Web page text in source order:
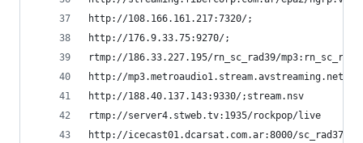
http://108.166.161.217:7320/;
http://176.9.33.75:9270/;
rtmp://186.33.227.195/rn_sc_rad39/
http://
http://188.40.137.143:9330/
rtmp://server4.stweb.tv:1935/rockpop/
http://icecast01.dcarsat.com.ar:8000/